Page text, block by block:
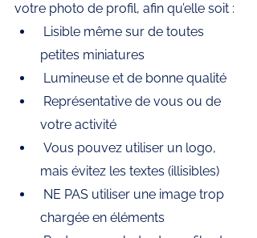
votre photo de profil, afin qu’elle soit :
petites miniatures
Lumineuse et de bonne qualité
votre activité
mais évitez les textes (illisibles)
chargée en éléments